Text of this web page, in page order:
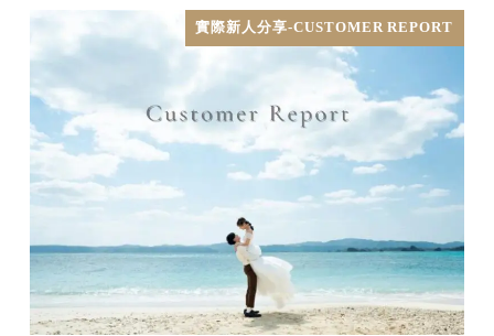
實際新人分享-CUSTOMER REPORT